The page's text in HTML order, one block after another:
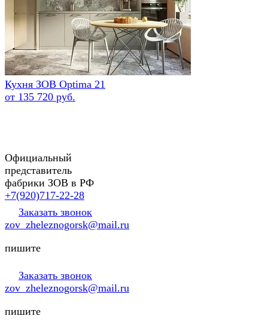
Кухня ЗОВ Optima 21
от 135 720 руб.
Официальный
представитель
фабрики ЗОВ в РФ
+7(920)717-22-28
Заказать звонок
zov_zheleznogorsk@mail.ru
пишите
Заказать звонок
zov_zheleznogorsk@mail.ru
пишите